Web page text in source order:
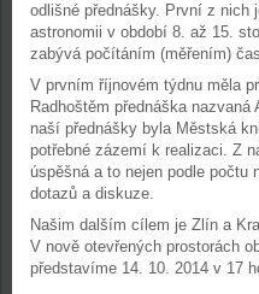
odlišné přednášky. První z nich
astronomii v období 8. až 15.
zabývá počítáním (měřením)
V prvním říjnovém týdnu měla
Radhoštěm přednáška
naší přednášky byla Městská
potřebné zázemí k realizaci. Z
úspěšná a to nejen podle
dotazů a diskuze.
Našim dalším cílem je Zlín a
V nově otevřených prostorách
představíme 14. 10. 2014 v 17